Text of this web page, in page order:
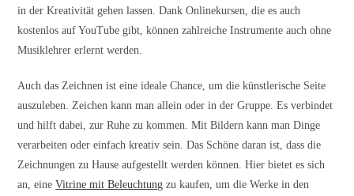
in der Kreativität gehen lassen. DankOnlinekursen , die es auch
kostenlos auf YouTube gibt, können zahlreiche Instrumente auch ohne
Musiklehrer erlernt werden.
Auch das Zeichnen ist eine ideale Chance, um die künstlerische Seite
auszuleben. Zeichen kann man allein oder in der Gruppe. Es verbindet
und hilft dabei, zur Ruhe zu kommen. Mit Bildern kann man Dinge
verarbeiten oder einfach kreativ sein. Das Schöne daran ist, dass die
Zeichnungen zu Hause aufgestellt werden können. Hier bietet es sich
an, eineVitrine mit Beleuchtung zu kaufen, um die Werke in den